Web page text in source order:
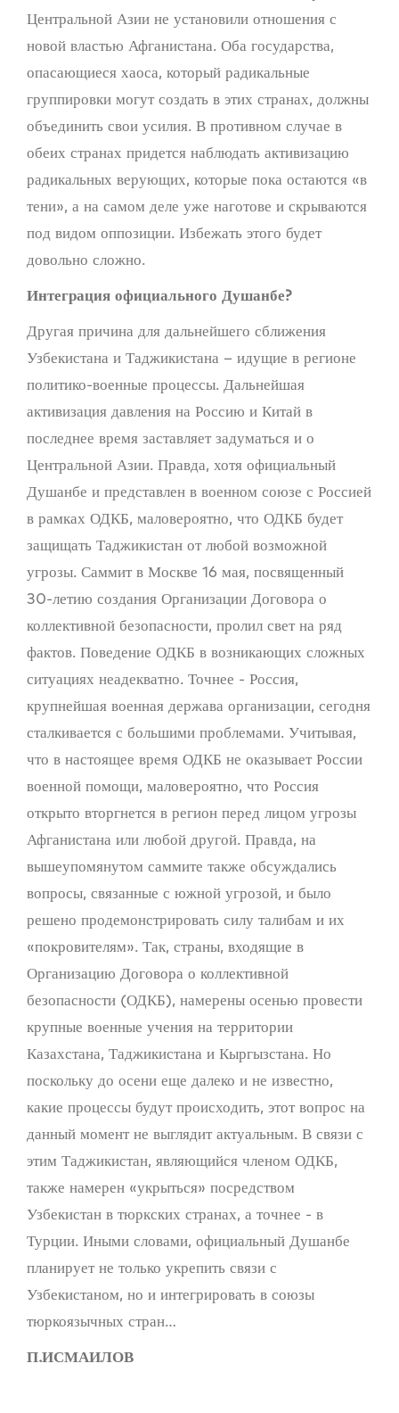
Центральной Азии не установили отношения с
новой властью Афганистана. Оба государства,
опасающиеся хаоса, который радикальные
группировки могут создать в этих странах, должны
объединить свои усилия. В противном случае в
обеих странах придется наблюдать активизацию
радикальных верующих, которые пока остаются «в
тени», а на самом деле уже наготове и скрываются
под видом оппозиции. Избежать этого будет
довольно сложно.
Интеграция официального Душанбе?
Другая причина для дальнейшего сближения
Узбекистана и Таджикистана – идущие в регионе
политико-военные процессы. Дальнейшая
активизация давления на Россию и Китай в
последнее время заставляет задуматься и о
Центральной Азии. Правда, хотя официальный
Душанбе и представлен в военном союзе с Россией
в рамках ОДКБ, маловероятно, что ОДКБ будет
защищать Таджикистан от любой возможной
угрозы. Саммит в Москве 16 мая, посвященный
30-летию создания Организации Договора о
коллективной безопасности, пролил свет на ряд
фактов. Поведение ОДКБ в возникающих сложных
ситуациях неадекватно. Точнее - Россия,
крупнейшая военная держава организации, сегодня
сталкивается с большими проблемами. Учитывая,
что в настоящее время ОДКБ не оказывает России
военной помощи, маловероятно, что Россия
открыто вторгнется в регион перед лицом угрозы
Афганистана или любой другой. Правда, на
вышеупомянутом саммите также обсуждались
вопросы, связанные с южной угрозой, и было
решено продемонстрировать силу талибам и их
«покровителям». Так, страны, входящие в
Организацию Договора о коллективной
безопасности (ОДКБ), намерены осенью провести
крупные военные учения на территории
Казахстана, Таджикистана и Кыргызстана. Но
поскольку до осени еще далеко и не известно,
какие процессы будут происходить, этот вопрос на
данный момент не выглядит актуальным. В связи с
этим Таджикистан, являющийся членом ОДКБ,
также намерен «укрыться» посредством
Узбекистан в тюркских странах, а точнее - в
Турции. Иными словами, официальный Душанбе
планирует не только укрепить связи с
Узбекистаном, но и интегрировать в союзы
тюркоязычных стран…
П.ИСМАИЛОВ